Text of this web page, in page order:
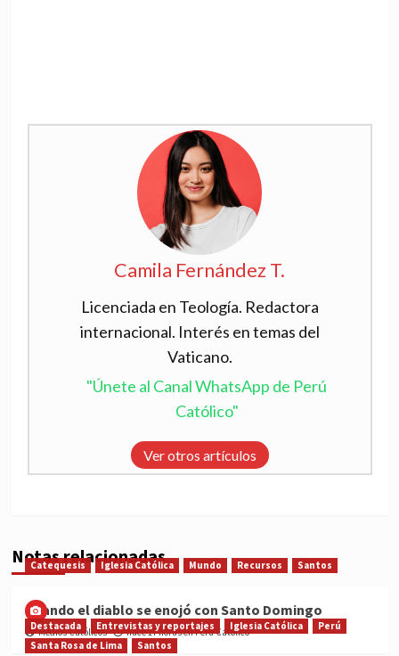
Camila Fernández T.
Licenciada en Teología. Redactora
internacional. Interés en temas del
Vaticano.
"Únete al Canal WhatsApp de Perú
Católico"
Ver otros artículos
Notas relacionadas
Catequesis Iglesia Católica Mundo Recursos Santos
Cuando el diablo se enojó con Santo Domingo
Medios Católicos hace 17 horas en Perú Católico
Destacada Entrevistas y reportajes Iglesia Católica
Perú
Santa Rosa de Lima
Santos